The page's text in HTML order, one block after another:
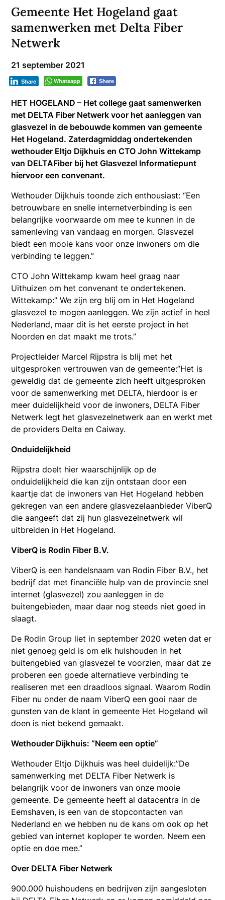
Gemeente Het Hogeland gaat
samenwerken met Delta Fiber
Netwerk
21 september 2021
Whatsapp Share
Share
HET HOGELAND – Het college gaat samenwerken
met DELTA Fiber Netwerk voor het aanleggen van
glasvezel in de bebouwde kommen van gemeente
Het Hogeland. Zaterdagmiddag ondertekenden
wethouder Eltjo Dijkhuis en CTO John Wittekamp
van DELTAFiber bij het Glasvezel Informatiepunt
hiervoor een convenant.
Wethouder Dijkhuis toonde zich enthousiast: “Een
betrouwbare en snelle internetverbinding is een
belangrijke voorwaarde om mee te kunnen in de
samenleving van vandaag en morgen. Glasvezel
biedt een mooie kans voor onze inwoners om die
verbinding te leggen.”
CTO John Wittekamp kwam heel graag naar
Uithuizen om het convenant te ondertekenen.
Wittekamp:” We zijn erg blij om in Het Hogeland
glasvezel te mogen aanleggen. We zijn actief in heel
Nederland, maar dit is het eerste project in het
Noorden en dat maakt me trots.”
Projectleider Marcel Rijpstra is blij met het
uitgesproken vertrouwen van de gemeente:”Het is
geweldig dat de gemeente zich heeft uitgesproken
voor de samenwerking met DELTA, hierdoor is er
meer duidelijkheid voor de inwoners, DELTA Fiber
Netwerk legt het glasvezelnetwerk aan en werkt met
de providers Delta en Caiway.
Onduidelijkheid
Rijpstra doelt hier waarschijnlijk op de
onduidelijkheid die kan zijn ontstaan door een
kaartje dat de inwoners van Het Hogeland hebben
gekregen van een andere glasvezelaanbieder ViberQ
die aangeeft dat zij hun glasvezelnetwerk wil
uitbreiden in Het Hogeland.
ViberQ is Rodin Fiber B.V.
ViberQ is een handelsnaam van Rodin Fiber B.V., het
bedrijf dat met financiële hulp van de provincie snel
internet (glasvezel) zou aanleggen in de
buitengebieden, maar daar nog steeds niet goed in
slaagt.
De Rodin Group liet in september 2020 weten dat er
niet genoeg geld is om elk huishouden in het
buitengebied van glasvezel te voorzien, maar dat ze
proberen een goede alternatieve verbinding te
realiseren met een draadloos signaal. Waarom Rodin
Fiber nu onder de naam ViberQ een gooi naar de
gunsten van de klant in gemeente Het Hogeland wil
doen is niet bekend gemaakt.
Wethouder Dijkhuis: “Neem een optie”
Wethouder Eltjo Dijkhuis was heel duidelijk:”De
samenwerking met DELTA Fiber Netwerk is
belangrijk voor de inwoners van onze mooie
gemeente. De gemeente heeft al datacentra in de
Eemshaven, is een van de stopcontacten van
Nederland en we hebben nu de kans om ook op het
gebied van internet koploper te worden. Neem een
optie en doe mee.”
Over DELTA Fiber Netwerk
900.000 huishoudens en bedrijven zijn aangesloten